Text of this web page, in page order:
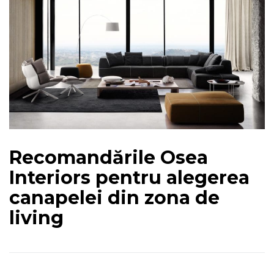
Recomandările Osea
Interiors pentru alegerea
canapelei din zona de
living